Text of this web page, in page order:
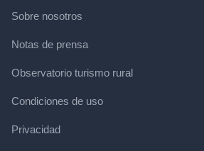
Sobre nosotros
Notas de prensa
Observatorio turismo rural
Condiciones de uso
Privacidad